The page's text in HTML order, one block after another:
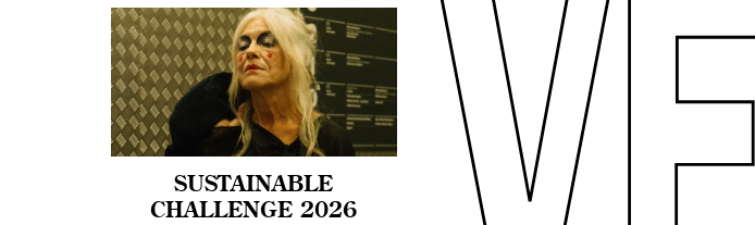
SUSTAINABLE
CHALLENGE 2026